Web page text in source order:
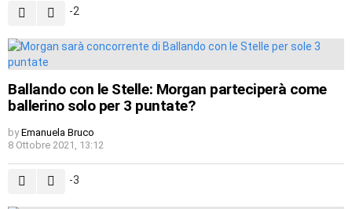
-2
Ballando con le Stelle: Morgan parteciperà come
ballerino solo per 3 puntate?
by Emanuela Bruco
8 Ottobre 2021, 13:12
-3